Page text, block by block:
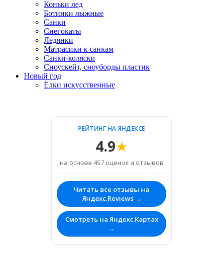
Коньки лед
Ботинки лыжные
Санки
Снегокаты
Ледянки
Матрасики к санкам
Санки-коляски
Сноускейт, сноуборды пластик
Новый год
Ёлки искусственные
РЕЙТИНГ НА ЯНДЕКСЕ
4.9★
на основе 457 оценок и отзывов
Читать все отзывы на
Яндекс.Reviews →
Смотреть на Яндекс.Картах
→